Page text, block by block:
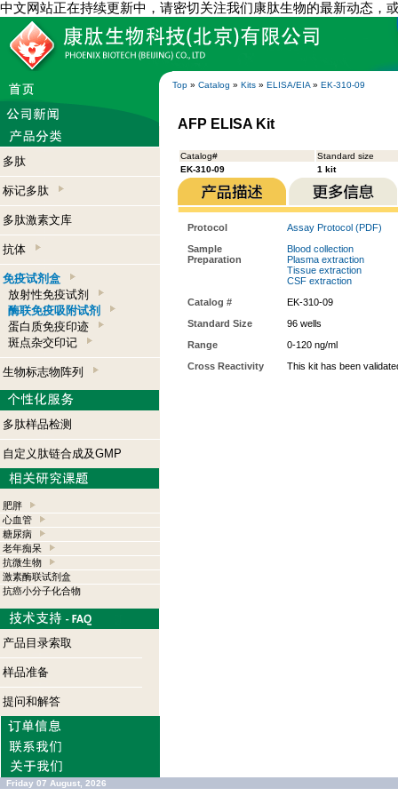
中文网站正在持续更新中，请密切关注我们康肽生物的最新动态，
Top » Catalog » Kits » ELISA/EIA » EK-310-09
多肽
标记多肽
多肽激素文库
抗体
免疫试剂盒
放射性免疫试剂
酶联免疫吸附试剂
蛋白质免疫印迹
斑点杂交印记
生物标志物阵列
多肽样品检测
自定义肽链合成及GMP
肥胖
心血管
糖尿病
老年痴呆
抗微生物
激素酶联试剂盒
抗癌小分子化合物
产品目录索取
样品准备
提问和解答
AFP ELISA Kit
Catalog#
Standard size
EK-310-09
1 kit
Protocol
Assay Protocol (PDF)
Sample
Preparation
Blood collection
Plasma extraction
Tissue extraction
CSF extraction
Catalog #
EK-310-09
Standard Size
96 wells
Range
0-120 ng/ml
Cross Reactivity
This kit has been
Friday 07 August, 2026